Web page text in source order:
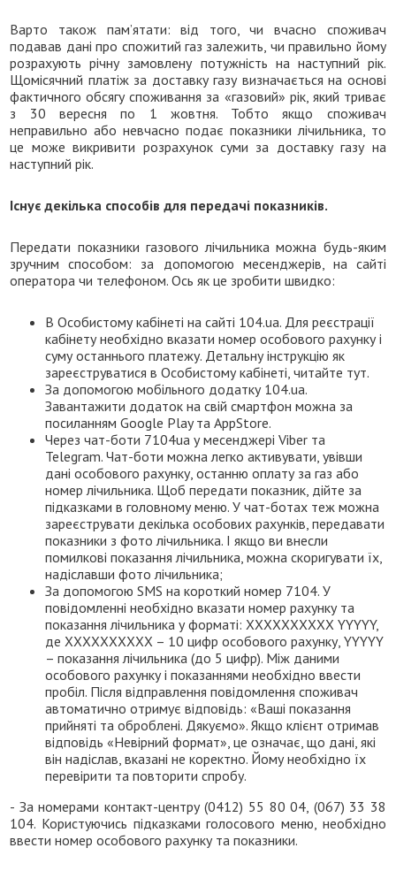
Варто також пам’ятати: від того, чи вчасно споживач
подавав дані про спожитий газ залежить, чи правильно йому
розрахують річну замовлену потужність на наступний рік.
Щомісячний платіж за доставку газу визначається на основі
фактичного обсягу споживання за «газовий» рік, який триває
з 30 вересня по 1 жовтня. Тобто якщо споживач
неправильно або невчасно подає показники лічильника, то
це може викривити розрахунок суми за доставку газу на
наступний рік.
Існує декілька способів для передачі показників.
Передати показники газового лічильника можна будь-яким
зручним способом: за допомогою месенджерів, на сайті
оператора чи телефоном. Ось як це зробити швидко:
В Особистому кабінеті на сайті 104.ua. Для реєстрації
кабінету необхідно вказати номер особового рахунку і
суму останнього платежу. Детальну інструкцію як
зареєструватися в Особистому кабінеті, читайте тут.
За допомогою мобільного додатку 104.ua.
Завантажити додаток на свій смартфон можна за
посиланням Google Play та AppStore.
Через чат-боти 7104ua у месенджері Viber та
Telegram. Чат-боти можна легко активувати, увівши
дані особового рахунку, останню оплату за газ або
номер лічильника. Щоб передати показник, дійте за
підказками в головному меню. У чат-ботах теж можна
зареєструвати декілька особових рахунків, передавати
показники з фото лічильника. І якщо ви внесли
помилкові показання лічильника, можна скоригувати їх,
надіславши фото лічильника;
За допомогою SMS на короткий номер 7104. У
повідомленні необхідно вказати номер рахунку та
показання лічильника у форматі: ХХХХХХХХХХ YYYYY,
де ХХХХХХХХХХ – 10 цифр особового рахунку, YYYYY
– показання лічильника (до 5 цифр). Між даними
особового рахунку і показаннями необхідно ввести
пробіл. Після відправлення повідомлення споживач
автоматично отримує відповідь: «Ваші показання
прийняті та оброблені. Дякуємо». Якщо клієнт отримав
відповідь «Невірний формат», це означає, що дані, які
він надіслав, вказані не коректно. Йому необхідно їх
перевірити та повторити спробу.
- За номерами контакт-центру (0412) 55 80 04, (067) 33 38
104. Користуючись підказками голосового меню, необхідно
ввести номер особового рахунку та показники.